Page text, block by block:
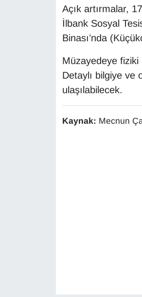
Açık artırmalar,
İlbank Sosyal
Binası’nda
Müzayedeye fiziki
Detaylı bilgiye ve
ulaşılabilecek.
Kaynak: Mecnun
RÖPORTAJ
Sinema - TV